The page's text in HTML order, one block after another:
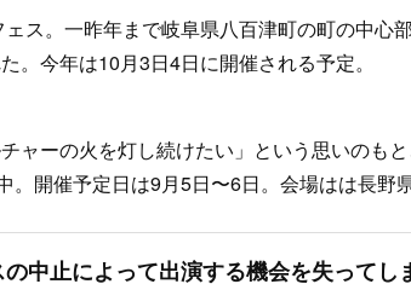
ス。一昨年まで岐阜県八百津町の町の中心
。今年は10月3日4日に開催される予定。
ャーの火を灯し続けたい」という思いのも
開催予定日は9月5日〜6日。会場はは長野